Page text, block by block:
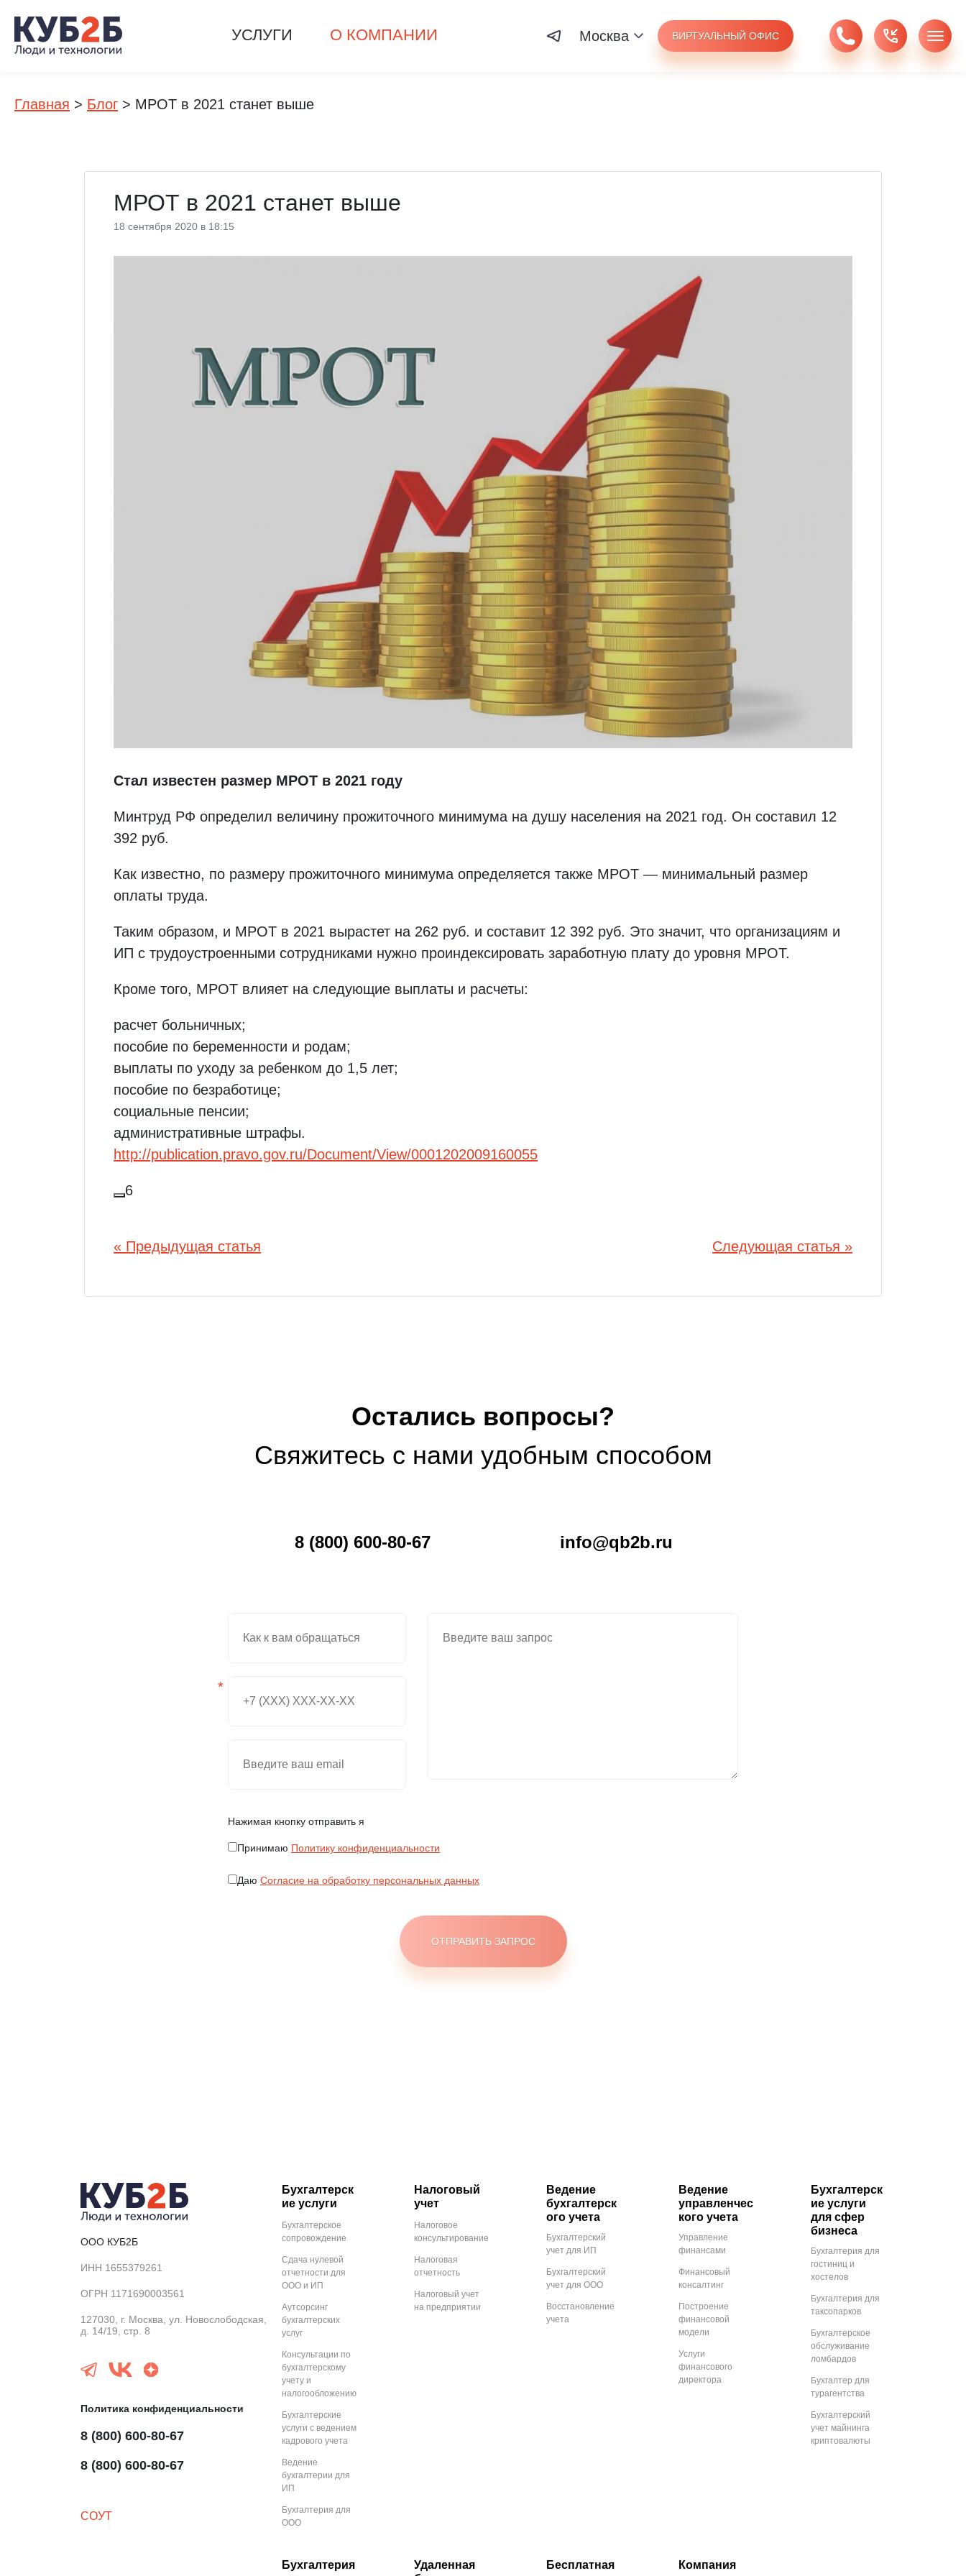
УСЛУГИ О КОМПАНИИ Москва ВИРТУАЛЬНЫЙ ОФИС
Главная > Блог > МРОТ в 2021 станет выше
МРОТ в 2021 станет выше
18 сентября 2020 в 18:15
Стал известен размер МРОТ в 2021 году
Минтруд РФ определил величину прожиточного минимума на душу населения на 2021 год. Он составил 12
392 руб.
Как известно, по размеру прожиточного минимума определяется также МРОТ — минимальный размер
оплаты труда.
Таким образом, и МРОТ в 2021 вырастет на 262 руб. и составит 12 392 руб. Это значит, что организациям и
ИП с трудоустроенными сотрудниками нужно проиндексировать заработную плату до уровня МРОТ.
Кроме того, МРОТ влияет на следующие выплаты и расчеты:
расчет больничных;
пособие по беременности и родам;
выплаты по уходу за ребенком до 1,5 лет;
пособие по безработице;
социальные пенсии;
административные штрафы.
http://publication.pravo.gov.ru/Document/View/0001202009160055
6
Навигация
« Предыдущая статья Следующая статья »
Остались вопросы?
Свяжитесь с нами удобным способом
8 (800) 600-80-67 info@qb2b.ru
*
Нажимая кнопку отправить я
Принимаю Политику конфиденциальности
Даю Согласие на обработку персональных данных
ООО КУБ2Б
ИНН 1655379261
ОГРН 1171690003561
127030, г. Москва, ул. Новослободская,
д. 14/19, стр. 8
Политика конфиденциальности
8 (800) 600-80-67
8 (800) 600-80-67
СОУТ
Бухгалтерск
ие услуги
Бухгалтерское
сопровождение
Сдача нулевой
отчетности для
ООО и ИП
Аутсорсинг
бухгалтерских
услуг
Консультации по
бухгалтерскому
учету и
налогообложению
Бухгалтерские
услуги с ведением
кадрового учета
Ведение
бухгалтерии для
ИП
Бухгалтерия для
ООО
Налоговый
учет
Налоговое
консультирование
Налоговая
отчетность
Налоговый учет
на предприятии
Ведение
бухгалтерск
ого учета
Бухгалтерский
учет для ИП
Бухгалтерский
учет для ООО
Восстановление
учета
Ведение
управленчес
кого учета
Управление
финансами
Финансовый
консалтинг
Построение
финансовой
модели
Услуги
финансового
директора
Бухгалтерск
ие услуги
для сфер
бизнеса
Бухгалтерия для
гостиниц и
хостелов
Бухгалтерия для
таксопарков
Бухгалтерское
обслуживание
ломбардов
Бухгалтер для
турагентства
Бухгалтерский
учет майнинга
криптовалюты
Бухгалтерия
Удаленная
Бесплатная
Компания
Нажимая кнопку отправить я
ПринимаюПолитику конфиденциальности
ДаюСогласие на обработку персональных данных